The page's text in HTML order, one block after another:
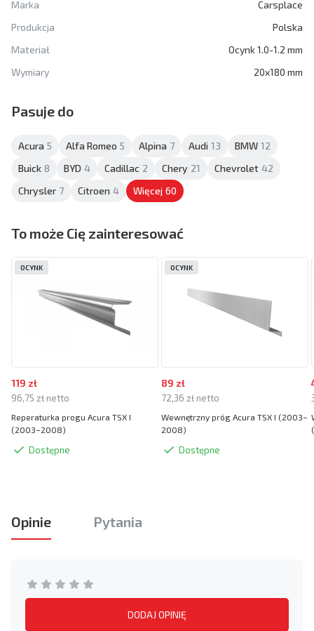
Marka
Carsplace
Produkcja
Polska
Materiał
Ocynk 1.0-1.2 mm
Wymiary
20x180 mm
Pasuje do
Acura 5 Alfa Romeo 5 Alpina 7 Audi 13 BMW 12
Buick 8 BYD 4 Cadillac 2 Chery 21 Chevrolet 42
Chrysler 7 Citroen 4 Więcej 60
To może Cię zainteresować
119 zł
96,75 zł netto
Reperaturka progu Acura TSX I
(2003–2008)
Dostępne
OCYNK
89 zł
72,36 zł netto
Wewnętrzny próg Acura TSX I (2003–
2008)
Dostępne
OCYNK
Opinie Pytania
DODAJ OPINIĘ